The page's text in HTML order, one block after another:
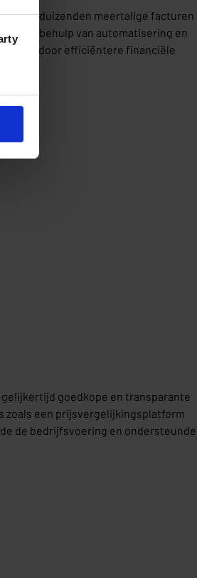
van duizenden meertalige facturen
met behulp van automatisering en
waardoor efficiëntere financiële
goedkope en transparante
zoals een prijsvergelijkingsplatform
de bedrijfsvoering en ondersteunde